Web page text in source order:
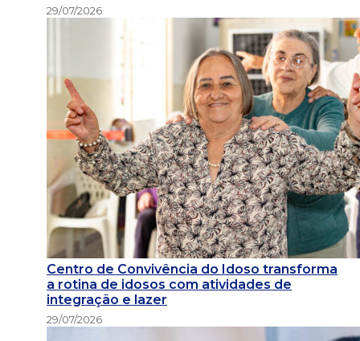
29/07/2026
Centro de Convivência do Idoso transforma
a rotina de idosos com atividades de
integração e lazer
29/07/2026